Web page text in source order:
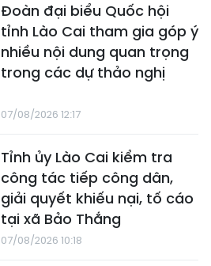
Đoàn đại biểu Quốc hội
tỉnh Lào Cai tham gia góp ý
nhiều nội dung quan trọng
trong các dự thảo nghị
07/08/2026 12:17
Tỉnh ủy Lào Cai kiểm tra
công tác tiếp công dân,
giải quyết khiếu nại, tố cáo
tại xã Bảo Thắng
07/08/2026 10:18